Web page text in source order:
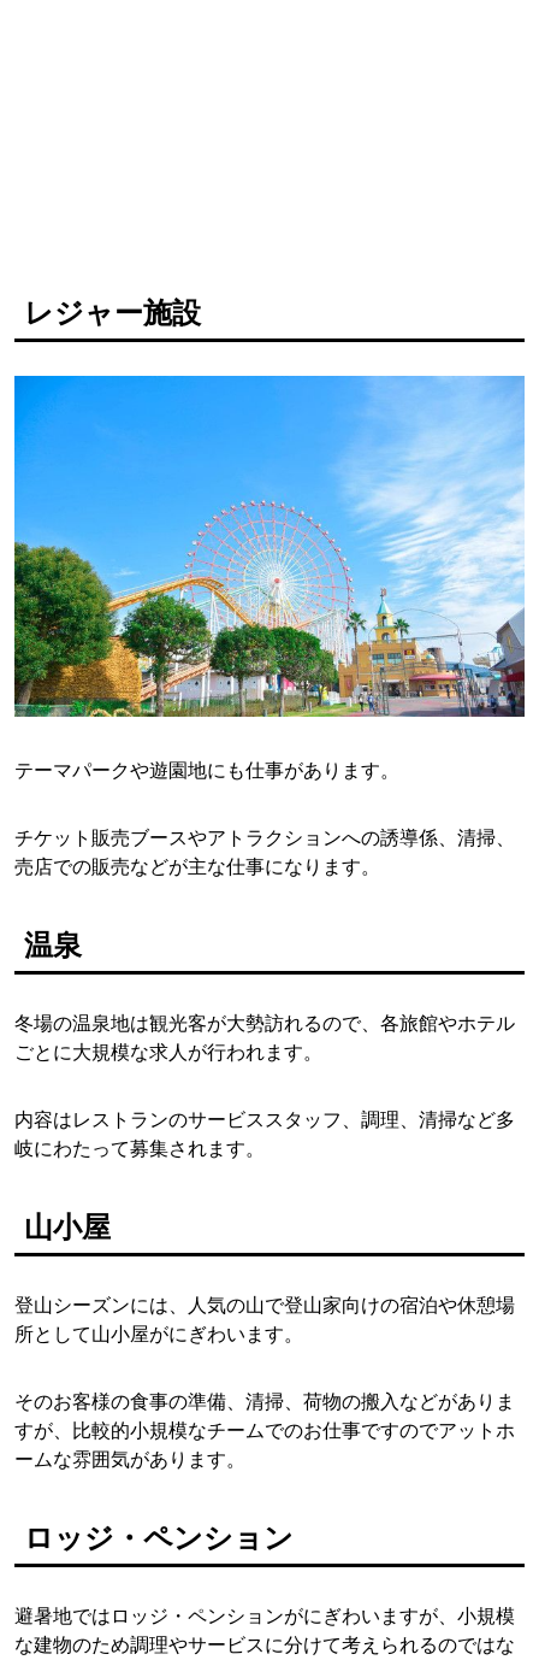
レジャー施設
テーマパークや遊園地にも仕事があります。
チケット販売ブースやアトラクションへの誘導係、清掃、
売店での販売などが主な仕事になります。
温泉
冬場の温泉地は観光客が大勢訪れるので、各旅館やホテル
ごとに大規模な求人が行われます。
内容はレストランのサービススタッフ、調理、清掃など多
岐にわたって募集されます。
山小屋
登山シーズンには、人気の山で登山家向けの宿泊や休憩場
所として山小屋がにぎわいます。
そのお客様の食事の準備、清掃、荷物の搬入などがありま
すが、比較的小規模なチームでのお仕事ですのでアットホ
ームな雰囲気があります。
ロッジ・ペンション
避暑地ではロッジ・ペンションがにぎわいますが、小規模
な建物のため調理やサービスに分けて考えられるのではな